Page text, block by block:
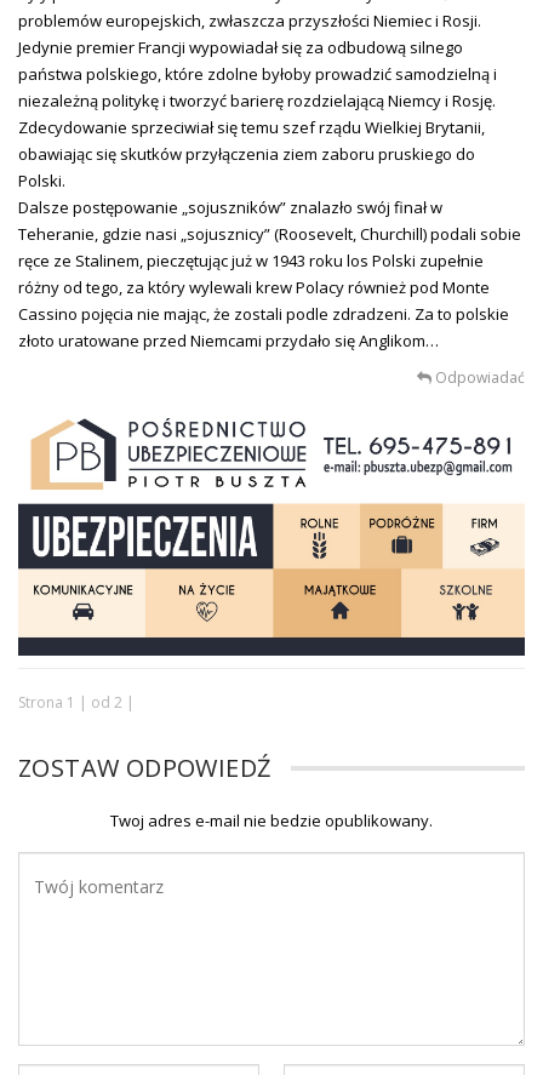
problemów europejskich, zwłaszcza przyszłości Niemiec i Rosji.
Jedynie premier Francji wypowiadał się za odbudową silnego
państwa polskiego, które zdolne byłoby prowadzić samodzielną i
niezależną politykę i tworzyć barierę rozdzielającą Niemcy i Rosję.
Zdecydowanie sprzeciwiał się temu szef rządu Wielkiej Brytanii,
obawiając się skutków przyłączenia ziem zaboru pruskiego do
Polski.
Dalsze postępowanie „sojuszników” znalazło swój finał w
Teheranie, gdzie nasi „sojusznicy” (Roosevelt, Churchill) podali sobie
ręce ze Stalinem, pieczętując już w 1943 roku los Polski zupełnie
różny od tego, za który wylewali krew Polacy również pod Monte
Cassino pojęcia nie mając, że zostali podle zdradzeni. Za to polskie
złoto uratowane przed Niemcami przydało się Anglikom…
Odpowiadać
Strona 1 | od 2 |
ZOSTAW ODPOWIEDŹ
Twoj adres e-mail nie bedzie opublikowany.